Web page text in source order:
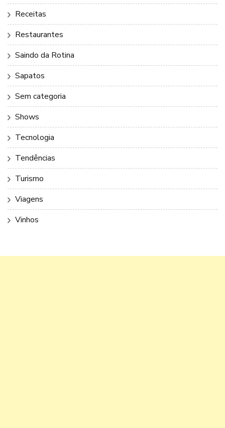
Receitas
Restaurantes
Saindo da Rotina
Sapatos
Sem categoria
Shows
Tecnologia
Tendências
Turismo
Viagens
Vinhos